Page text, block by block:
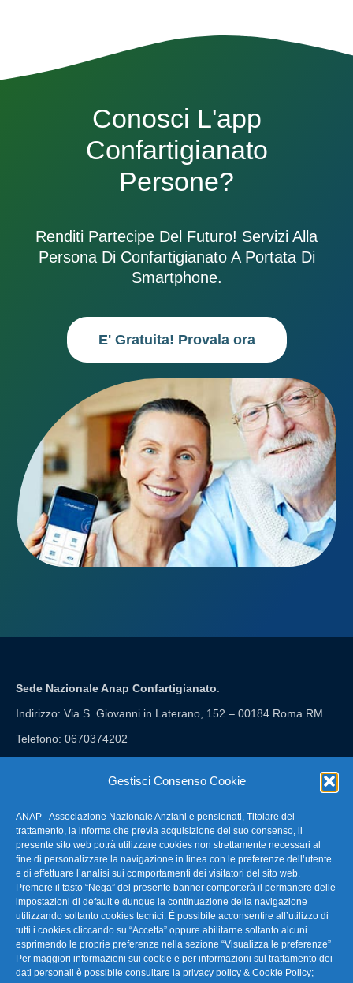
Gestisci Consenso Cookie
ANAP - Associazione Nazionale Anziani e pensionati, Titolare del
trattamento, la informa che previa acquisizione del suo consenso, il
presente sito web potrà utilizzare cookies non strettamente necessari al
fine di personalizzare la navigazione in linea con le preferenze dell’utente
e di effettuare l’analisi sui comportamenti dei visitatori del sito web.
Premere il tasto “Nega” del presente banner comporterà il permanere delle
impostazioni di default e dunque la continuazione della navigazione
utilizzando soltanto cookies tecnici. È possibile acconsentire all’utilizzo di
tutti i cookies cliccando su “Accetta” oppure abilitarne soltanto alcuni
esprimendo le proprie preferenze nella sezione “Visualizza le preferenze”
Per maggiori informazioni sui cookie e per informazioni sul trattamento dei
dati personali è possibile consultare la privacy policy & Cookie Policy;
Conosci L'app
Confartigianato
Persone?
Renditi Partecipe Del Futuro! Servizi Alla
Persona Di Confartigianato A Portata Di
Smartphone.
E' Gratuita! Provala ora
Sede Nazionale Anap Confartigianato:
Indirizzo: Via S. Giovanni in Laterano, 152 – 00184 Roma RM
Telefono: 0670374202
FAQ – Domande Frequenti
La nostra Newsletter
Link Utili
TG Confartigianato
Privacy & Cookie Policy